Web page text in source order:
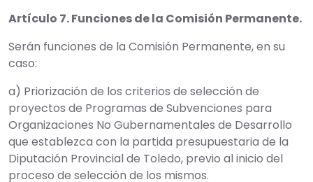
Artículo 7. Funciones de la Comisión Permanente.
Serán funciones de la Comisión Permanente, en su
caso:
a) Priorización de los criterios de selección de
proyectos de Programas de Subvenciones para
Organizaciones No Gubernamentales de Desarrollo
que establezca con la partida presupuestaria de la
Diputación Provincial de Toledo, previo al inicio del
proceso de selección de los mismos.